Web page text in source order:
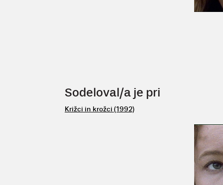
Sodeloval/a je pri
Križci in krožci (1992)